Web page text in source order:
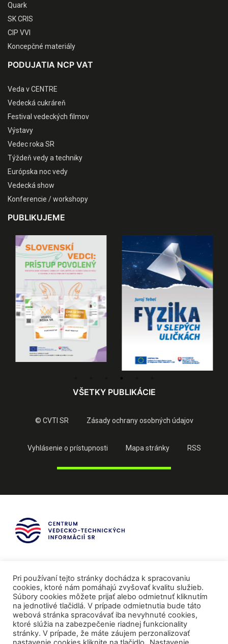
Quark
SK CRIS
CIP VVI
Koncepčné materiály
PODUJATIA NCP VAT
Veda v CENTRE
Vedecká cukráreň
Festival vedeckých filmov
Výstavy
Vedec roka SR
Týždeň vedy a techniky
Európska noc vedy
Vedecká show
Konferencie / workshopy
PUBLIKUJEME
VŠETKY PUBLIKÁCIE
© CVTI SR Zásady ochrany osobných údajov
Vyhlásenie o prístupnosti Mapa stránky RSS
Pri používaní tejto stránky dochádza k spracovaniu
cookies, ktoré nám pomáhajú zvyšovať kvalitu služieb.
Súbory cookies môžete prijať alebo odmietnuť kliknutím
na jednotlivé tlačidlá. V prípade odmietnutia bude táto
webová stránka spracovávať iba nevyhnuté cookies,
ktoré slúžia na zabezpečenie riadnej funkcionality
stránky. V prípade, že máte záujem perzonalizovať